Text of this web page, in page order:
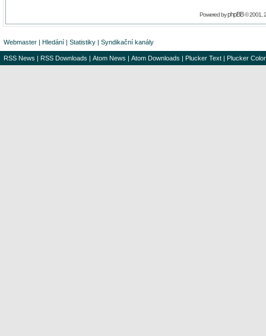
Powered byphpBB© 2001,
Webmaster | Hledání | Statistiky | Syndikační kanály
RSS News | RSS Downloads | Atom News | Atom Downloads | Plucker Text | Plucker Color